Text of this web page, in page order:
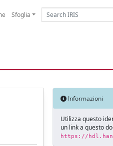
Sfoglia
Informazioni
Utilizza questo
un link a questo
https://